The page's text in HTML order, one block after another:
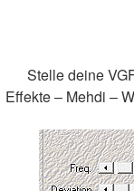
Stelle deine
Effekte – Mehdi –